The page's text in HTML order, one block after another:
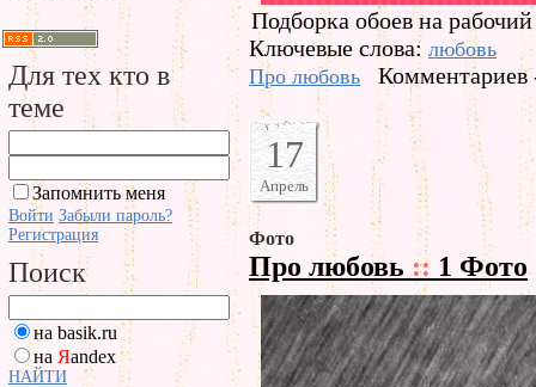
Для тех кто в
теме
Запомнить меня
Войти Забыли пароль?
Регистрация
Поиск
на basik.ru
на Яandex
НАЙТИ
Подборка обоев на
Ключевые слова: любовь
Про любовь
Комментариев
17
Апрель
Фото
Про любовь :: 1 Фото